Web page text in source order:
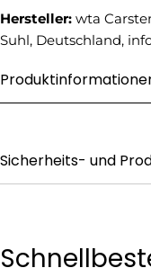
Telefonnummer
Ihre
Hersteller: wta
Suhl, Deutschland,
Sicherheits- und